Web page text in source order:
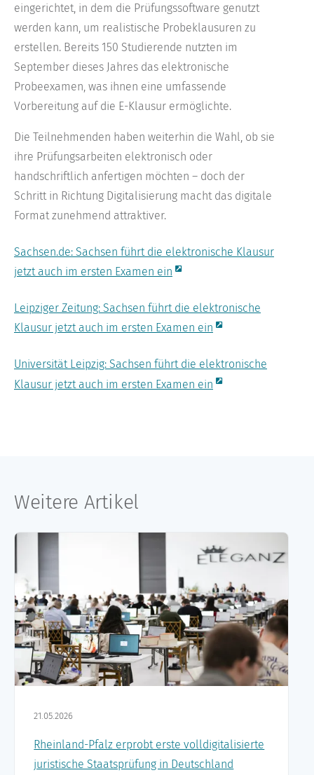
eingerichtet, in dem die Prüfungssoftware genutzt
werden kann, um realistische Probeklausuren zu
erstellen. Bereits 150 Studierende nutzten im
September dieses Jahres das elektronische
Probeexamen, was ihnen eine umfassende
Vorbereitung auf die E-Klausur ermöglichte.
Die Teilnehmenden haben weiterhin die Wahl, ob sie
ihre Prüfungsarbeiten elektronisch oder
handschriftlich anfertigen möchten – doch der
Schritt in Richtung Digitalisierung macht das digitale
Format zunehmend attraktiver.
Sachsen.de: Sachsen führt die elektronische Klausur
jetzt auch im ersten Examen ein
Leipziger Zeitung: Sachsen führt die elektronische
Klausur jetzt auch im ersten Examen ein
Universität Leipzig: Sachsen führt die elektronische
Klausur jetzt auch im ersten Examen ein
Weitere Artikel
21.05.2026
Rheinland-Pfalz erprobt erste volldigitalisierte
juristische Staatsprüfung in Deutschland